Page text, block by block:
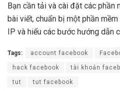
Bạn cần tải và cài đặt các phần
bài viết, chuẩn bị một phần
IP và hiểu các bước hướng dẫn
Tags: account facebook
hack facebook tài khoản
tut tut facebook